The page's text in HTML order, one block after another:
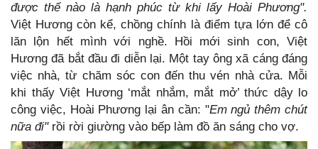
được thế nào là hạnh phúc từ khi lấy Hoài Phương".
Việt Hương còn kể, chồng chính là điểm tựa lớn để cô
lăn lộn hết mình với nghề. Hồi mới sinh con, Việt
Hương đã bắt đầu đi diễn lại. Một tay ông xã cáng đáng
việc nhà, từ chăm sóc con đến thu vén nhà cửa. Mỗi
khi thấy Việt Hương ‘mắt nhắm, mắt mở’ thức dậy lo
công việc, Hoài Phương lại ân cần: "Em ngủ thêm chút
nữa đi"rồi rời giường vào bếp làm đồ ăn sáng cho vợ.